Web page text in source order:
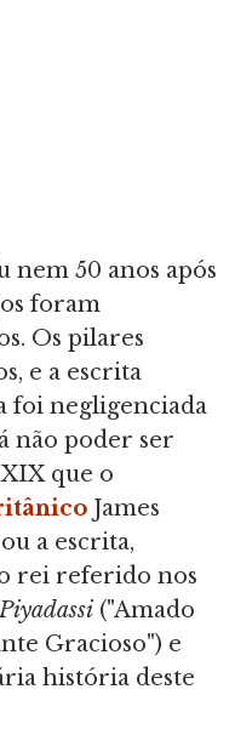
nem 50 anos após
foram
Os pilares
e a escrita
foi negligenciada
não poder ser
que o
James
a escrita,
rei referido nos
("Amado
Gracioso") e
história deste